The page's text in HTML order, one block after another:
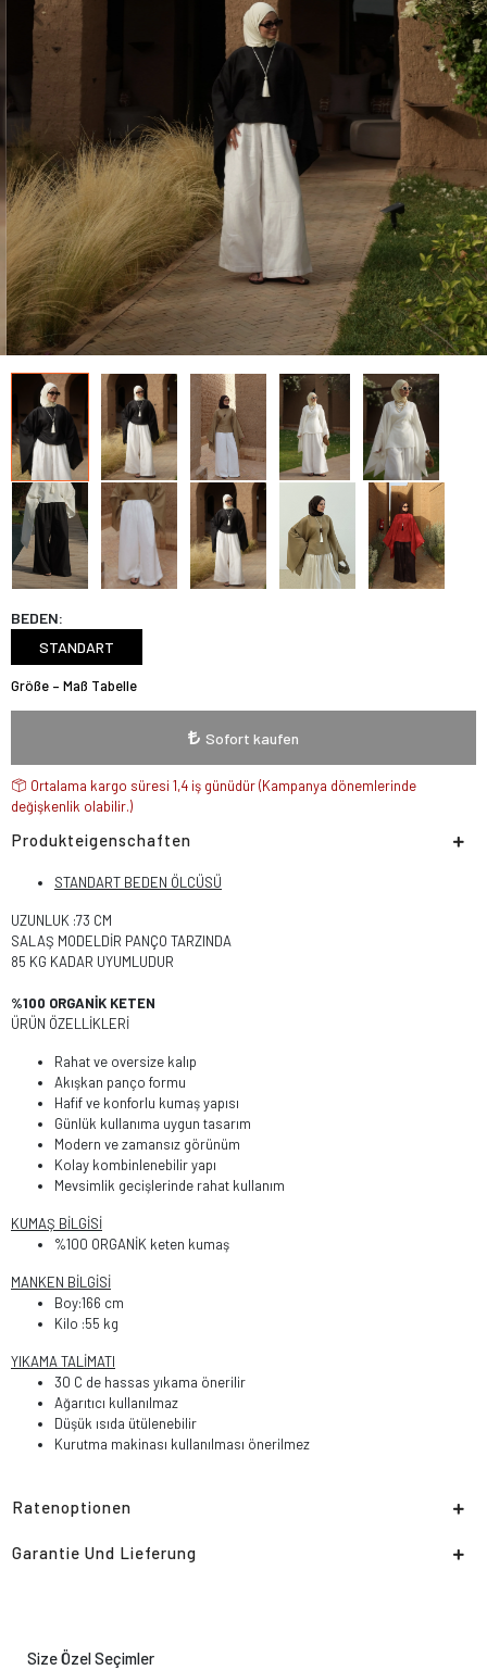
BEDEN:
STANDART
Größe – Maß Tabelle
Sofort kaufen
Ortalama kargo süresi 1,4 iş günüdür (Kampanya dönemlerinde
değişkenlik olabilir.)
Produkteigenschaften
STANDART BEDEN ÖLCÜSÜ
UZUNLUK :73 CM
SALAŞ MODELDİR PANÇO TARZINDA
85 KG KADAR UYUMLUDUR
%100 ORGANİK KETEN
ÜRÜN ÖZELLİKLERİ
Rahat ve oversize kalıp
Akışkan panço formu
Hafif ve konforlu kumaş yapısı
Günlük kullanıma uygun tasarım
Modern ve zamansız görünüm
Kolay kombinlenebilir yapı
Mevsimlik gecişlerinde rahat kullanım
KUMAŞ BİLGİSİ
%100 ORGANİK keten kumaş
MANKEN BİLGİSİ
Boy:166 cm
Kilo :55 kg
YIKAMA TALİMATI
30 C de hassas yıkama önerilir
Ağarıtıcı kullanılmaz
Düşük ısıda ütülenebilir
Kurutma makinası kullanılması önerilmez
Ratenoptionen
Garantie Und Lieferung
Size Özel Seçimler